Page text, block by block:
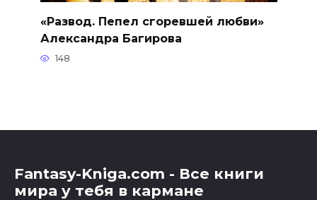
«Развод. Пепел сгоревшей любви»
Александра Багирова
148
Fantasy-Kniga.com - Все книги
мира у тебя в кармане